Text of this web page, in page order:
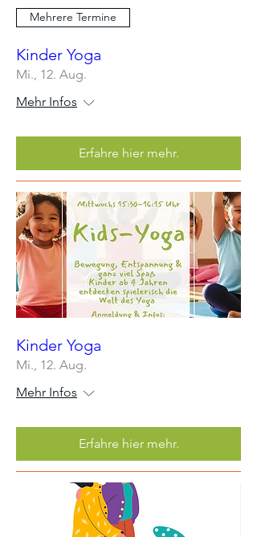
Mehrere Termine
Kinder Yoga
Mi., 12. Aug.
Mehr Infos
Erfahre hier mehr.
Kinder Yoga
Mi., 12. Aug.
Mehr Infos
Erfahre hier mehr.